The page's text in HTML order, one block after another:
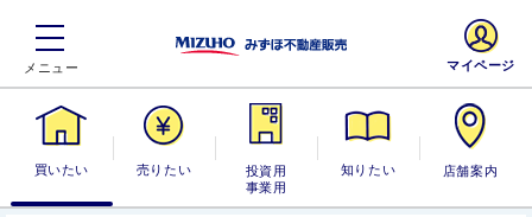
買いたい 売りたい
投資用・事業
用
知りたい 店舗案内
マイページ